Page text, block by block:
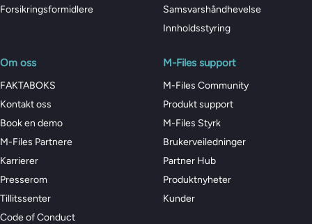
Forsikringsformidlere
Samsvarshåndhevelse
Innholdsstyring
Om oss
FAKTABOKS
Kontakt oss
Book en demo
M-Files Partnere
Karrierer
Presserom
Tillitssenter
Code of Conduct
M-Files support
M-Files Community
Produkt support
M-Files Styrk
Brukerveiledninger
Partner Hub
Produktnyheter
Kunder